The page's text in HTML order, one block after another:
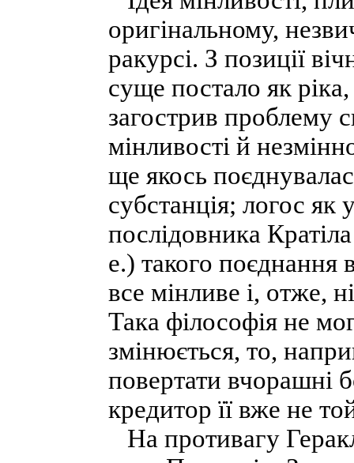
оригінальному,
ракурсі. З позиції
суще постало як
загострив проблему
мінливості й
ще якось
субстанція; логос як
послідовника
е.) такого поєднання
все мінливе і, отже,
Така філософія не
змінюється, то,
повертати вчорашні
кредитор її вже не
На противагу